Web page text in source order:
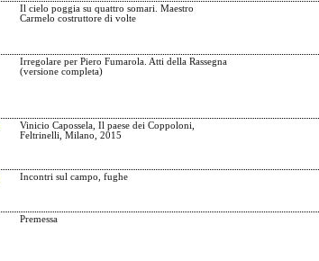
Il cielo poggia su quattro somari. Maestro
Carmelo costruttore di volte
Irregolare per Piero Fumarola. Atti della Rassegna
(versione completa)
Vinicio Capossela, Il paese dei Coppoloni,
Feltrinelli, Milano, 2015
Incontri sul campo, fughe
Premessa